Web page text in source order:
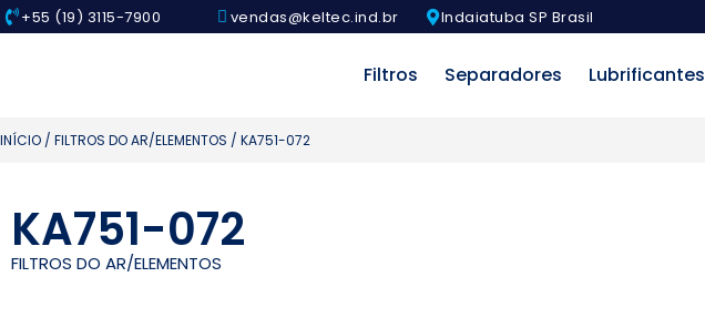
+55 (19) 3115-7900 vendas@keltec.ind.br Indaiatuba SP Brasil
Filtros Separadores Lubrificantes
INÍCIO / FILTROS DO AR/ELEMENTOS / KA751-072
KA751-072
FILTROS DO AR/ELEMENTOS